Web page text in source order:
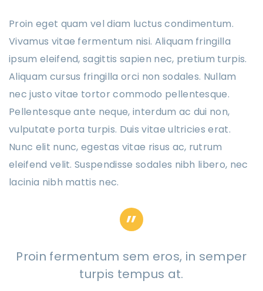
Proin eget quam vel diam luctus condimentum.
Vivamus vitae fermentum nisi. Aliquam fringilla
ipsum eleifend, sagittis sapien nec, pretium turpis.
Aliquam cursus fringilla orci non sodales. Nullam
nec justo vitae tortor commodo pellentesque.
Pellentesque ante neque, interdum ac dui non,
vulputate porta turpis. Duis vitae ultricies erat.
Nunc elit nunc, egestas vitae risus ac, rutrum
eleifend velit. Suspendisse sodales nibh libero, nec
lacinia nibh mattis nec.
Proin fermentum sem eros, in semper
turpis tempus at.